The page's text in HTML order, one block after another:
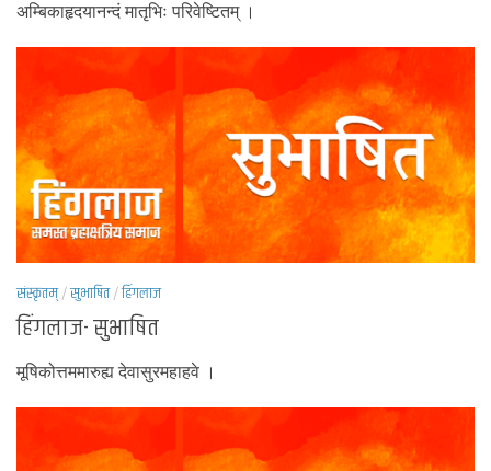
अम्बिकाहृदयानन्दं मातृभिः परिवेष्टितम् ।
संस्कृतम्/सुभाषित/हिंगलाज
हिंगलाज- सुभाषित
मूषिकोत्तममारुह्य देवासुरमहाहवे ।